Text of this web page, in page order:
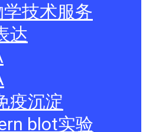
技术服务
达
疫沉淀
blot实验